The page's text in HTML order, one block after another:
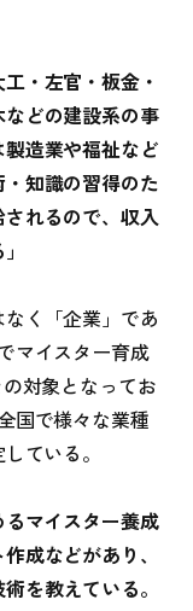
・左官・板金・
どの建設系の事
造業や福祉など
知識の習得のた
れるので、収入
く「企業」であ
マイスター育成
対象となってお
国で様々な業種
ている。
るマイスター養成
成などがあり、
を教えている。